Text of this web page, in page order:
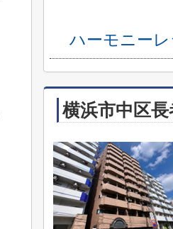
ハーモニー
横浜市中区